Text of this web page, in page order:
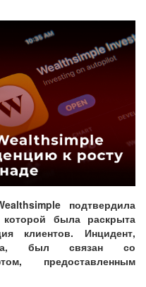
подтвердила
которой была раскрыта
клиентов. Инцидент,
был связан со
предоставленным